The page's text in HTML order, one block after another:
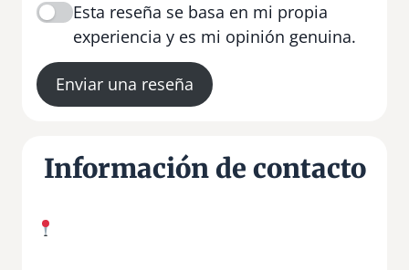
Esta reseña se basa en mi propia
experiencia y es mi opinión genuina.
Enviar una reseña
Información de contacto